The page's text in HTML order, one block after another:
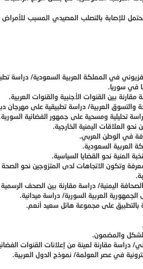
للإصابة بالتصلب العصيدي المسبب للأمراض
في المملكة العربية السعودية/ دراسة
في سوريا.
مقارنة بين القنوات الأجنبية والقنوات العربية.
والتسوق العربية/ دراسة تطبيقية على مهرجان
تحليلية ومسحية على جمهور الفضائية السورية.
العلاقات اليمنية الخارجية.
في الوطن العربي.
العربية السعودية.
المنية نحو القضايا السياسية.
وتكون الاتجاهات لدى المتزوجين نحو الصحة
اليمنية/ دراسة مقارنة بين الصحف الرسمية
الجمهورية العربية السورية/ دراسة ميدانية.
بالتطبيق على مجموعة هائل سعيد أنعم.
للشكل والمضمون.
دراسة مقارنة لعينة من إعلانات القنوات
في عصر العولمة/ نموذج الدول العربية.